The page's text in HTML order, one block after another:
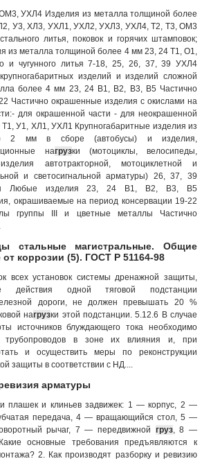
УХЛ4 Изделия из металла толщиной более
У3, ХЛ3, УХЛ1, УХЛ2, УХЛ3, УХЛ4, Т2, Т3, ОМ3
литья, поковок и горячих штамповок;
из металла толщиной более 4 мм 23, 24 Т1, О1,
и чугунного литья 7-18, 25, 26, 37, 39 УХЛ4
изделий и изделий сложной
более 4 мм 23, 24 B1, B2, В3, В5 Частично
Частично окрашенные изделия с окислами на
для окрашенной части - для неокрашенной
Т1, У1, ХЛ1, УХЛ1 Крупногабаритные изделия из
2 мм в сборе (автобусы) и изделия,
нагрузки (мотоциклы, велосипеды,
автотракторной, мотоциклетной и
и светосигнальной арматуры) 26, 37, 39
Любые изделия 23, 24 B1, B2, В3, В5
окрашиваемые на период консервации 19-22
группы III и цветные металлы Частично
стальные магистральные. Общие
коррозии (5). ГОСТ Р 51164-98
всех установок системы дренажной защиты,
одной тяговой подстанции
дороги, не должен превышать 20 %
нагрузки этой подстанции. 5.12.6 В случае
источников блуждающего тока необходимо
трубопроводов в зоне их влияния и, при
и осуществить меры по реконструкции
защиты в соответствии с НД....
арматуры
плашек и клиньев задвижек: 1 — корпус, 2 —
передача, 4 — вращающийся стол, 5 —
рычаг, 7 — передвижной груз, 8 —
основные требования предъявляются к
2. Как производят разборку и ревизию